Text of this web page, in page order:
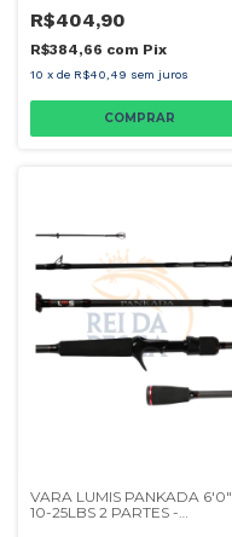
R$404,90
R$384,66 com Pix
10 x de R$40,49 sem juros
VARA LUMIS PANKADA 6'0"
10-25LBS 2 PARTES -